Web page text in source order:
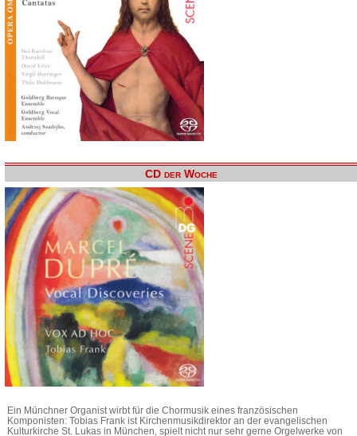
CD der Woche
Ein Münchner Organist wirbt für die Chormusik eines französischen
Komponisten: Tobias Frank ist Kirchenmusikdirektor an der evangelischen
Kulturkirche St. Lukas in München, spielt nicht nur sehr gerne Orgelwerke von